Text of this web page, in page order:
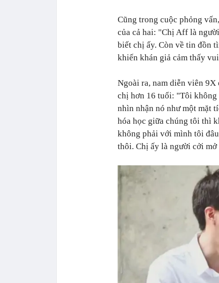
Cũng trong cuộc phỏng
của cả hai: "Chị Aff là
biết chị ấy. Còn về tin đồn
khiến khán giả cảm thấy
Ngoài ra, nam diễn viên 9X
chị hơn 16 tuổi: "Tôi không
nhìn nhận nó như một mặt
hóa học giữa chúng tôi thì
không phải với mình tôi
thôi. Chị ấy là người cởi